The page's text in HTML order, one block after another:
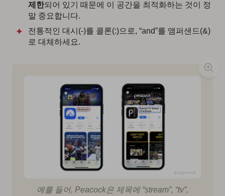
제한되어 있기 때문에 이 공간을 최적화하는 것이 정
말 중요합니다.
전통적인 대시(-)를 콜론(:)으로, “and”를 앰퍼샌드(&)
로 대체하세요.
예를 들어, Peacock은 제목에 “stream”, “tv”,